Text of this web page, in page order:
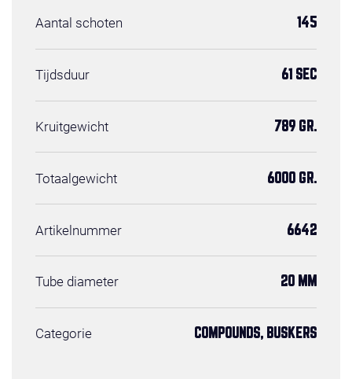
Aantal schoten 145
Tijdsduur 61 SEC
Kruitgewicht 789 GR.
Totaalgewicht 6000 GR.
Artikelnummer 6642
Tube diameter 20 MM
Categorie COMPOUNDS, BUSKERS